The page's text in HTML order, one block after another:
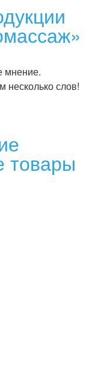
мнение.
несколько слов!
товары